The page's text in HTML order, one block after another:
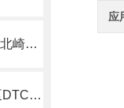
美国TSI模拟和数字流量计40401北崎库存销售
ULVAC爱发科 耐腐蚀隔膜型干泵DTC-60北崎有售
应